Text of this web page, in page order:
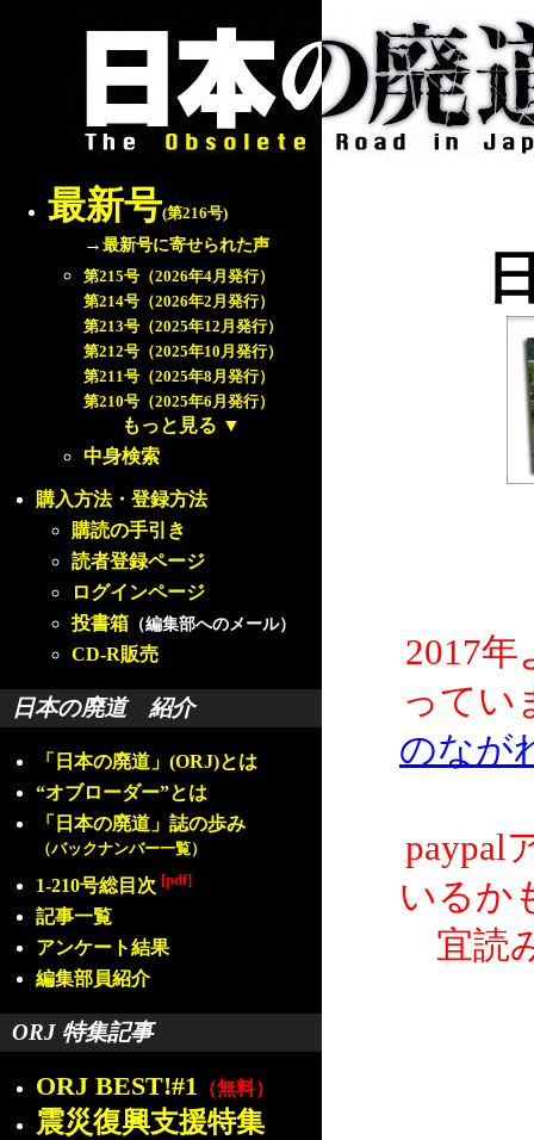
最新号(第216号)
→最新号に寄せられた声
第215号（2026年4月発行）
第214号（2026年2月発行）
第213号（2025年12月発行）
第212号（2025年10月発行）
第211号（2025年8月発行）
第210号（2025年6月発行）
もっと見る ▼
中身検索
購入方法・登録方法
購読の手引き
読者登録ページ
ログインページ
投書箱 （編集部へのメール）
CD-R販売
日本の廃道 紹介
「日本の廃道」(ORJ)とは
“オブローダー”とは
「日本の廃道」誌の歩み
（バックナンバー一覧）
1-210号総目次 [pdf]
記事一覧
アンケート結果
編集部員紹介
ORJ 特集記事
ORJ BEST!#1 （無料）
震災復興支援特集
2017
ってい
のなが
paypal
いるか
宜読